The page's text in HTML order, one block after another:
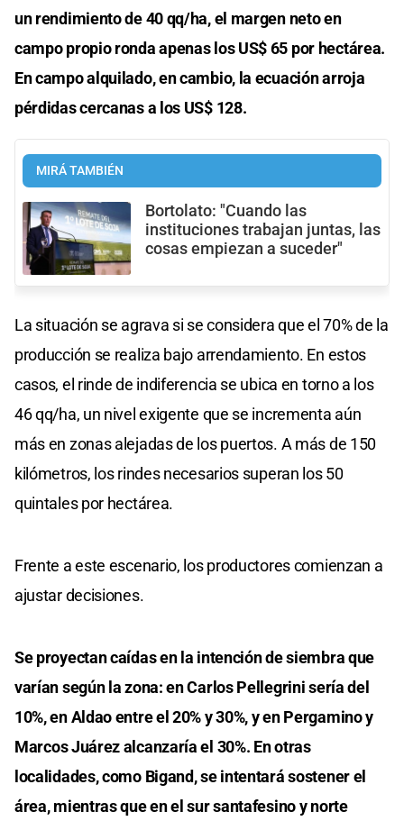
un rendimiento de 40 qq/ha, el margen neto en
campo propio ronda apenas los US$ 65 por hectárea.
En campo alquilado, en cambio, la ecuación arroja
pérdidas cercanas a los US$ 128.
MIRÁ TAMBIÉN
Bortolato: "Cuando las
instituciones trabajan juntas, las
cosas empiezan a suceder"
La situación se agrava si se considera que el 70% de la
producción se realiza bajo arrendamiento. En estos
casos, el rinde de indiferencia se ubica en torno a los
46 qq/ha, un nivel exigente que se incrementa aún
más en zonas alejadas de los puertos. A más de 150
kilómetros, los rindes necesarios superan los 50
quintales por hectárea.
Frente a este escenario, los productores comienzan a
ajustar decisiones.
Se proyectan caídas en la intención de siembra que
varían según la zona: en Carlos Pellegrini sería del
10%, en Aldao entre el 20% y 30%, y en Pergamino y
Marcos Juárez alcanzaría el 30%. En otras
localidades, como Bigand, se intentará sostener el
área, mientras que en el sur santafesino y norte